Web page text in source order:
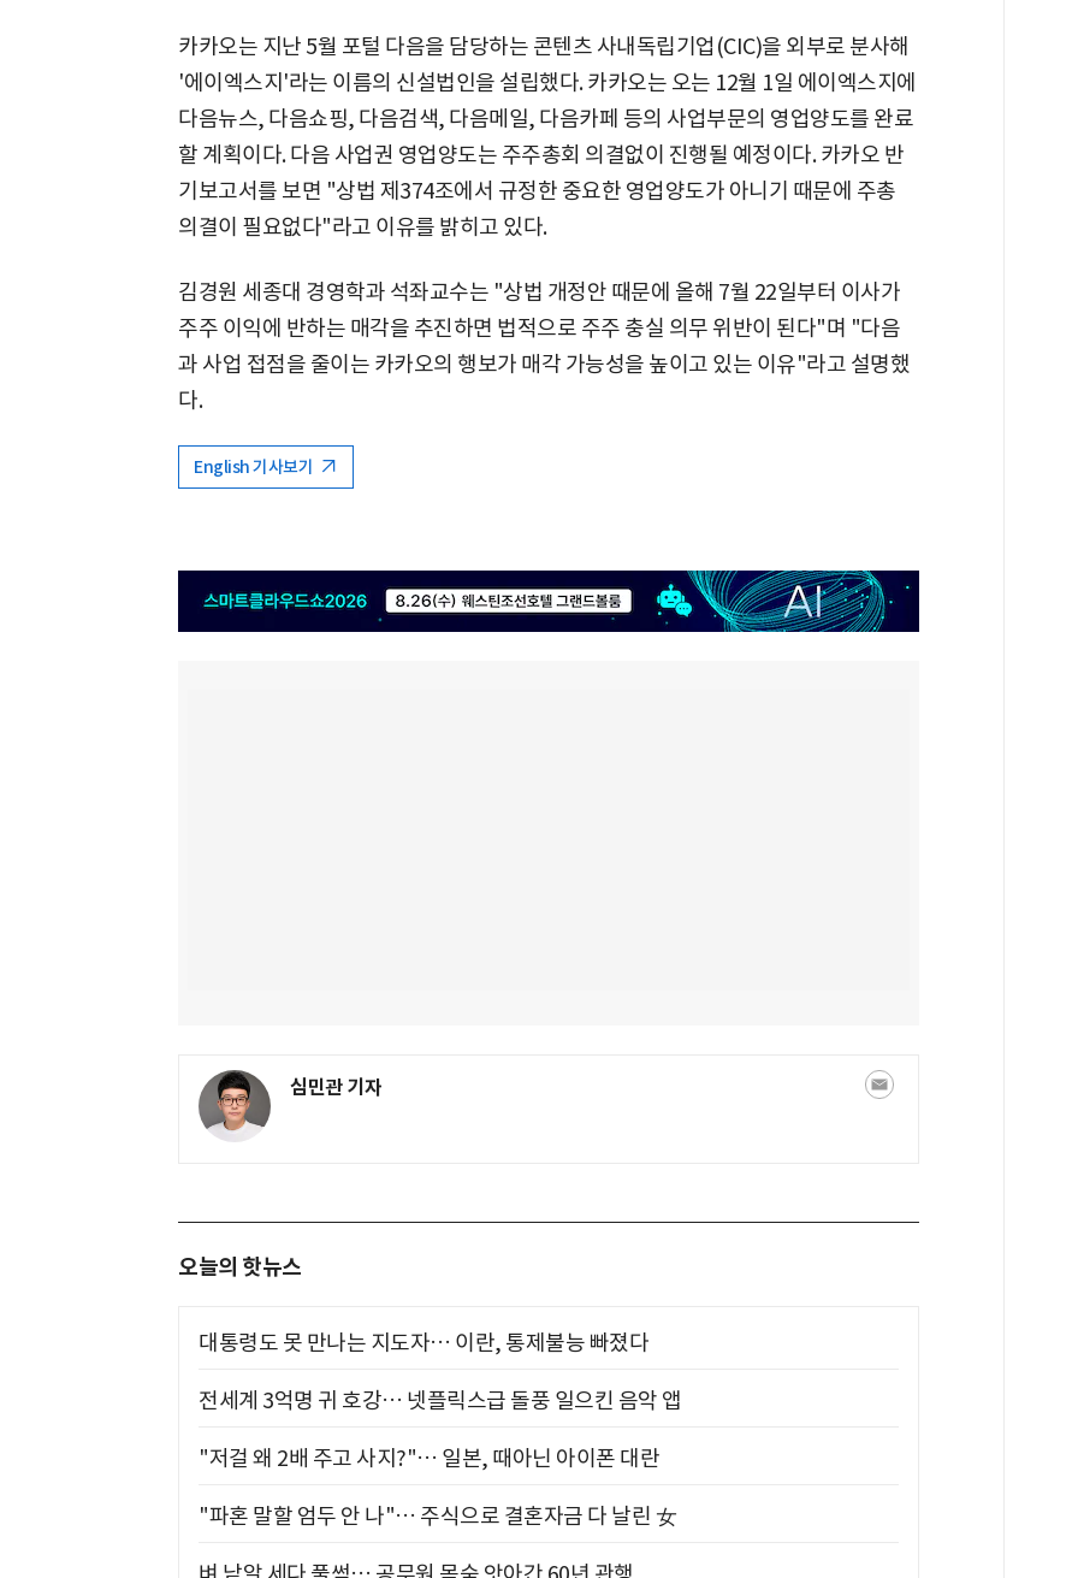
카카오는 지난 5월 포털 다음을 담당하는 콘텐츠 사내독립기업(CIC)을 외부로 분사해
'에이엑스지'라는 이름의 신설법인을 설립했다. 카카오는 오는 12월 1일 에이엑스지에
다음뉴스, 다음쇼핑, 다음검색, 다음메일, 다음카페 등의 사업부문의 영업양도를 완료
할 계획이다. 다음 사업권 영업양도는 주주총회 의결없이 진행될 예정이다. 카카오 반
기보고서를 보면 "상법 제374조에서 규정한 중요한 영업양도가 아니기 때문에 주총
의결이 필요없다"라고 이유를 밝히고 있다.
김경원 세종대 경영학과 석좌교수는 "상법 개정안 때문에 올해 7월 22일부터 이사가
주주 이익에 반하는 매각을 추진하면 법적으로 주주 충실 의무 위반이 된다"며 "다음
과 사업 접점을 줄이는 카카오의 행보가 매각 가능성을 높이고 있는 이유"라고 설명했
다.
English 기사보기
심민관 기자
오늘의 핫뉴스
대통령도 못 만나는 지도자… 이란, 통제불능 빠졌다
전세계 3억명 귀 호강… 넷플릭스급 돌풍 일으킨 음악 앱
"저걸 왜 2배 주고 사지?"… 일본, 때아닌 아이폰 대란
"파혼 말할 엄두 안 나"… 주식으로 결혼자금 다 날린 女